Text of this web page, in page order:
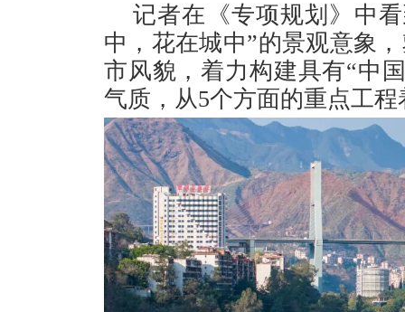
记者在《专项规划》中
中，花在城中”的景观意象
市风貌，着力构建具有“中
气质，从5个方面的重点工